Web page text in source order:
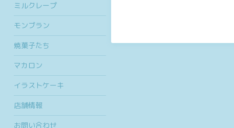
ミルクレープ
モンブラン
焼菓子たち
マカロン
イラストケーキ
店舗情報
お問い合わせ